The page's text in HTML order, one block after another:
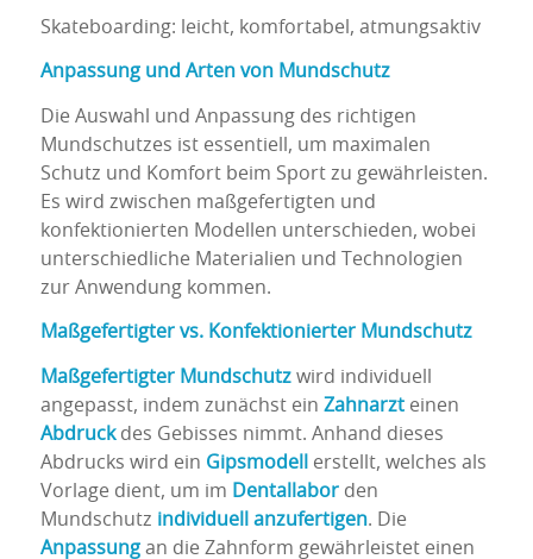
Skateboarding: leicht, komfortabel, atmungsaktiv
Anpassung und Arten von Mundschutz
Die Auswahl und Anpassung des richtigen
Mundschutzes ist essentiell, um maximalen
Schutz und Komfort beim Sport zu gewährleisten.
Es wird zwischen maßgefertigten und
konfektionierten Modellen unterschieden, wobei
unterschiedliche Materialien und Technologien
zur Anwendung kommen.
Maßgefertigter vs. Konfektionierter Mundschutz
Maßgefertigter Mundschutzwird individuell
angepasst, indem zunächst ein Zahnarzteinen
Abdruckdes Gebisses nimmt. Anhand dieses
Abdrucks wird ein Gipsmodell
erstellt, welches als
Vorlage dient, um im Dentallaborden
Mundschutz individuell anzufertigen. Die
Anpassungan die Zahnform gewährleistet einen